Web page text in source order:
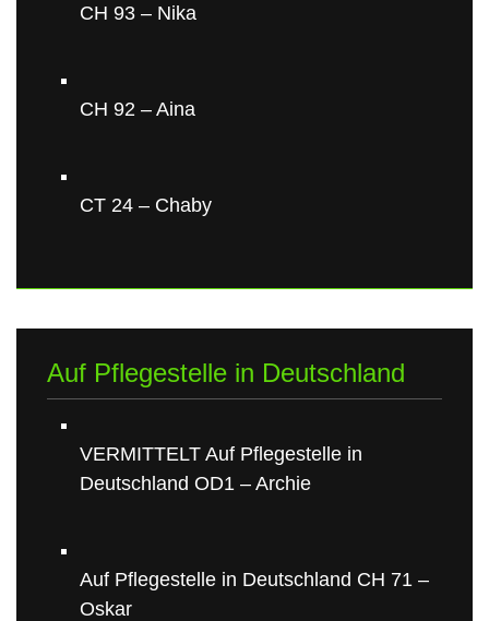
CH 93 – Nika
CH 92 – Aina
CT 24 – Chaby
Auf Pflegestelle in Deutschland
VERMITTELT Auf Pflegestelle in
Deutschland OD1 – Archie
Auf Pflegestelle in Deutschland CH 71 –
Oskar